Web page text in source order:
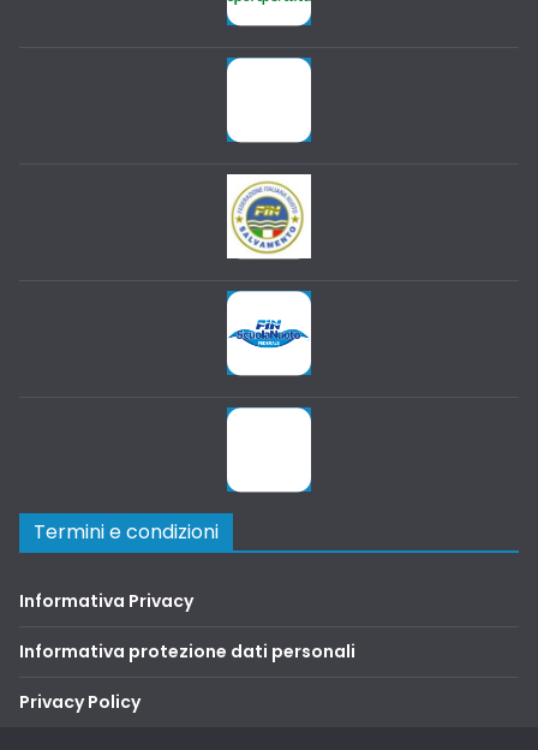
Termini e condizioni
Informativa Privacy
Informativa protezione dati personali
Privacy Policy